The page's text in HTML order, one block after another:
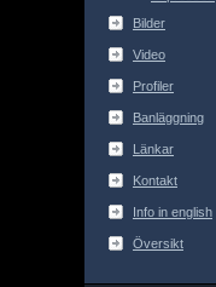
Bilder
Video
Profiler
Banläggning
Länkar
Kontakt
Info in english
Översikt